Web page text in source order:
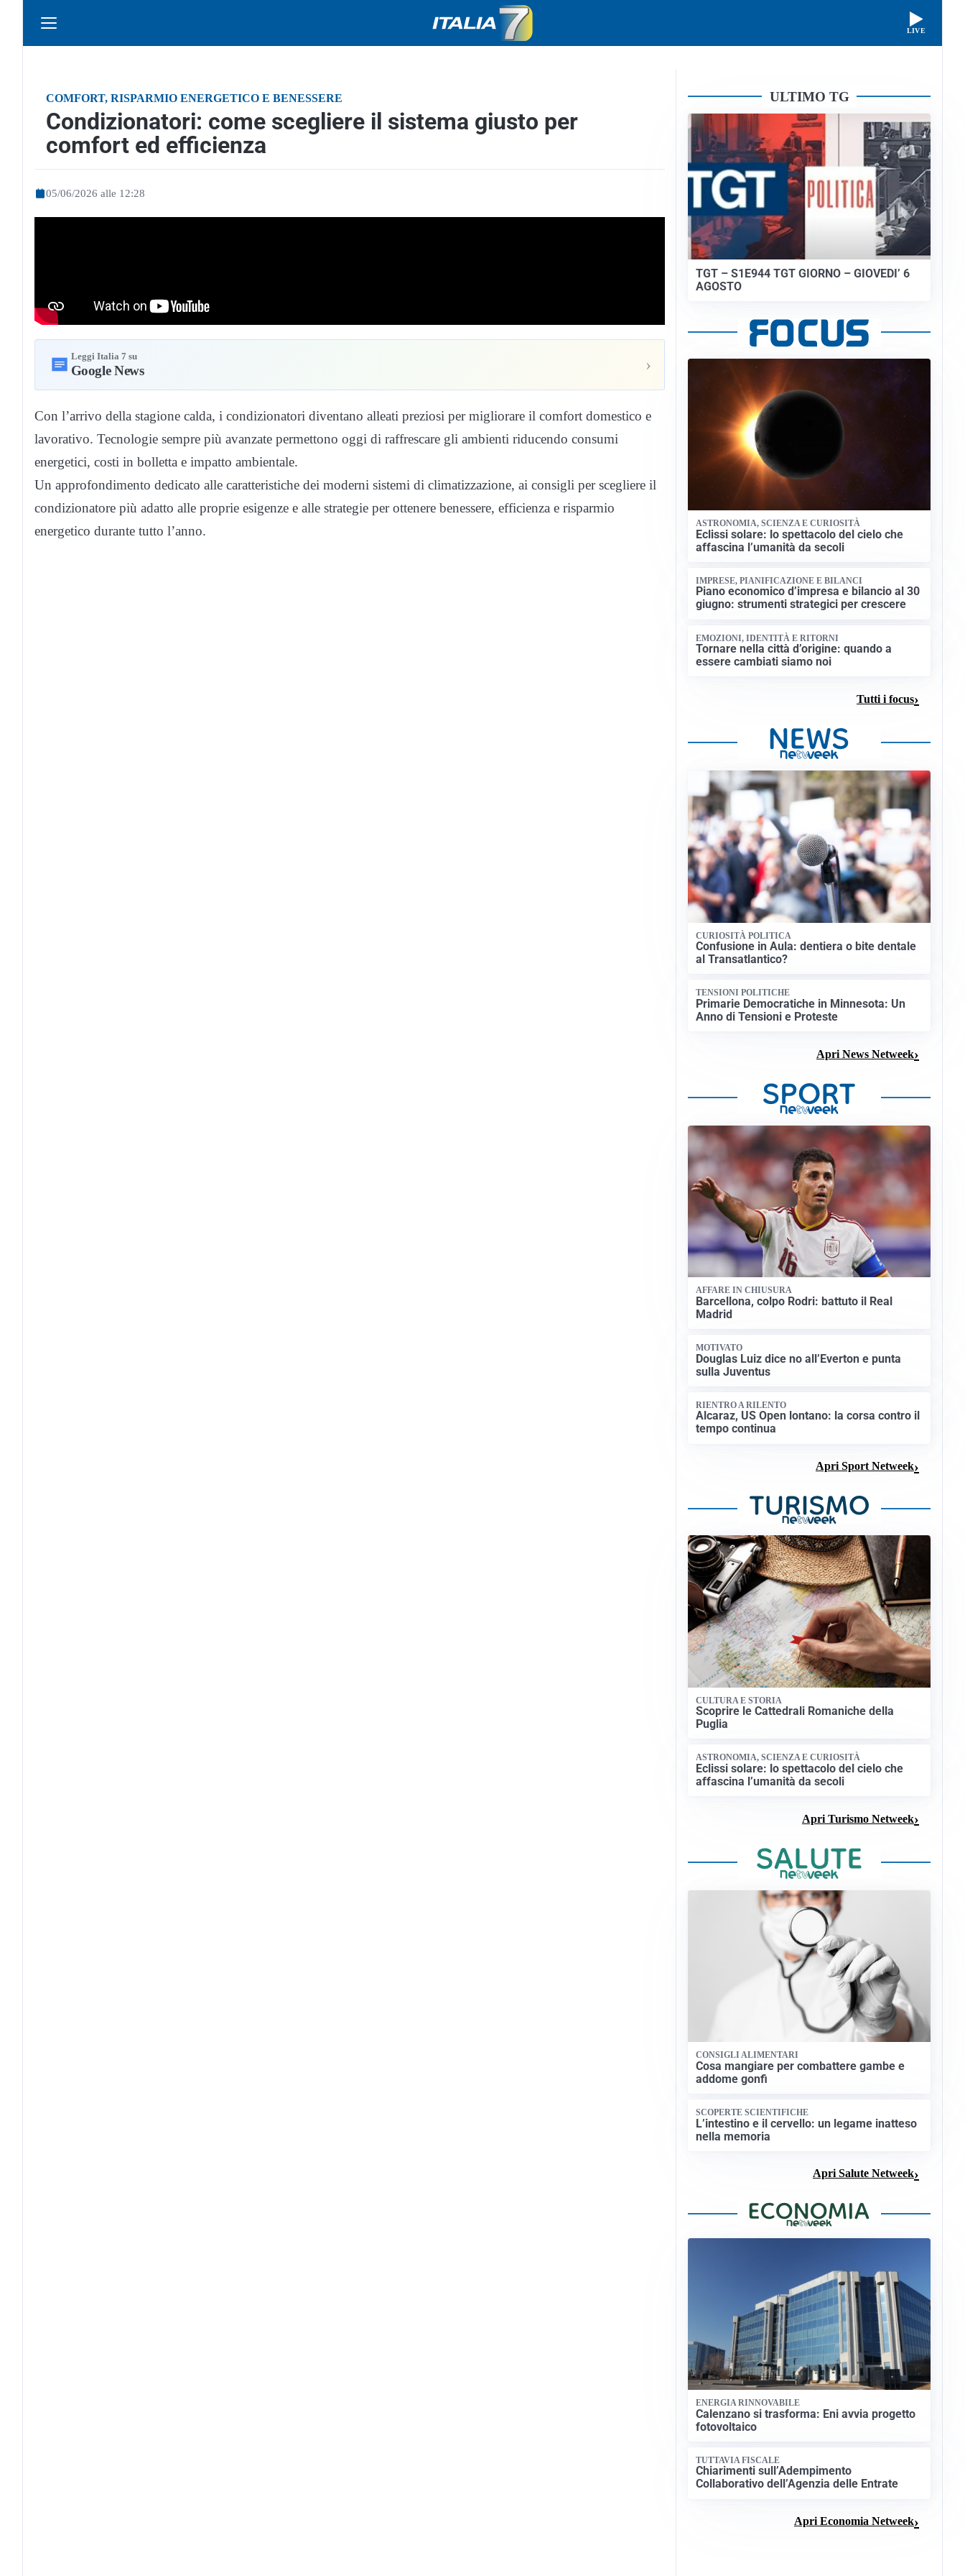
LIVE
COMFORT, RISPARMIO ENERGETICO E BENESSERE
Condizionatori: come scegliere il sistema giusto per
comfort ed efficienza
05/06/2026 alle 12:28
Leggi Italia 7 su
Google News ›
Con l’arrivo della stagione calda, i condizionatori diventano alleati preziosi per migliorare il comfort domestico e
lavorativo. Tecnologie sempre più avanzate permettono oggi di raffrescare gli ambienti riducendo consumi
energetici, costi in bolletta e impatto ambientale.
Un approfondimento dedicato alle caratteristiche dei moderni sistemi di climatizzazione, ai consigli per scegliere il
condizionatore più adatto alle proprie esigenze e alle strategie per ottenere benessere, efficienza e risparmio
energetico durante tutto l’anno.
ULTIMO TG
TGT – S1E944 TGT GIORNO – GIOVEDI’ 6
AGOSTO
ASTRONOMIA, SCIENZA E CURIOSITÀ
Eclissi solare: lo spettacolo del cielo che
affascina l’umanità da secoli
IMPRESE, PIANIFICAZIONE E BILANCI
Piano economico d’impresa e bilancio al 30
giugno: strumenti strategici per crescere
EMOZIONI, IDENTITÀ E RITORNI
Tornare nella città d’origine: quando a
essere cambiati siamo noi
Tutti i focus
CURIOSITÀ POLITICA
Confusione in Aula: dentiera o bite dentale
al Transatlantico?
TENSIONI POLITICHE
Primarie Democratiche in Minnesota: Un
Anno di Tensioni e Proteste
Apri News Netweek
AFFARE IN CHIUSURA
Barcellona, colpo Rodri: battuto il Real
Madrid
MOTIVATO
Douglas Luiz dice no all’Everton e punta
sulla Juventus
RIENTRO A RILENTO
Alcaraz, US Open lontano: la corsa contro il
tempo continua
Apri Sport Netweek
CULTURA E STORIA
Scoprire le Cattedrali Romaniche della
Puglia
ASTRONOMIA, SCIENZA E CURIOSITÀ
Eclissi solare: lo spettacolo del cielo che
affascina l’umanità da secoli
Apri Turismo Netweek
CONSIGLI ALIMENTARI
Cosa mangiare per combattere gambe e
addome gonfi
SCOPERTE SCIENTIFICHE
L’intestino e il cervello: un legame inatteso
nella memoria
Apri Salute Netweek
ENERGIA RINNOVABILE
Calenzano si trasforma: Eni avvia progetto
fotovoltaico
TUTTAVIA FISCALE
Chiarimenti sull’Adempimento
Collaborativo dell’Agenzia delle Entrate
Apri Economia Netweek